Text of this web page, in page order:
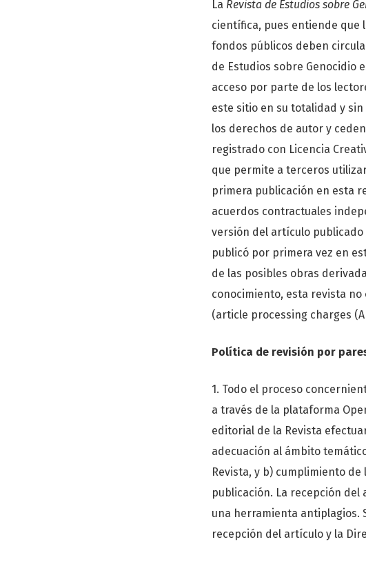
La Revista de Estudios sobre
científica, pues entiende que
fondos públicos deben
de Estudios sobre Genocidio
acceso por parte de los
este sitio en su totalidad y
los derechos de autor y
registrado con Licencia
que permite a terceros
primera publicación en esta
acuerdos contractuales
versión del artículo
publicó por primera vez en
de las posibles obras
conocimiento, esta revista
(article processing charges
Política de revisión por
1. Todo el proceso
a través de la plataforma
editorial de la Revista
adecuación al ámbito
Revista, y b) cumplimiento
publicación. La recepción
una herramienta antiplagios.
recepción del artículo y la